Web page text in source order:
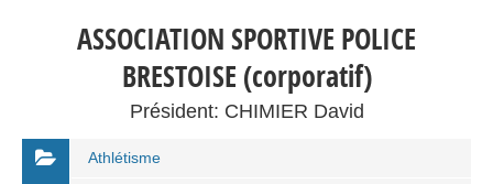
ASSOCIATION SPORTIVE POLICE
BRESTOISE (corporatif)
Président: CHIMIER David
Athlétisme